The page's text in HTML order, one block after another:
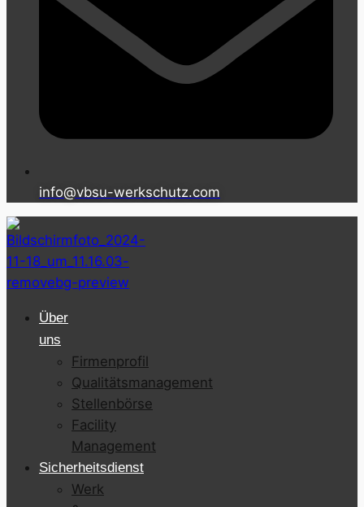
info@vbsu-werkschutz.com
Über
uns
Firmenprofil
Qualitätsmanagement
Stellenbörse
Facility
Management
Sicherheitsdienst
Werk